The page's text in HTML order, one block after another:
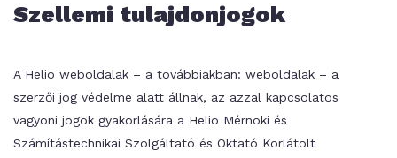
Szellemi tulajdonjogok
A Helio weboldalak – a továbbiakban: weboldalak – a
szerzői jog védelme alatt állnak, az azzal kapcsolatos
vagyoni jogok gyakorlására a Helio Mérnöki és
Számítástechnikai Szolgáltató és Oktató Korlátolt